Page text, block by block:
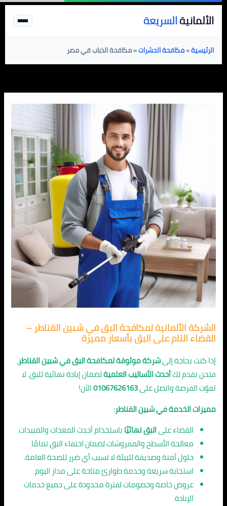
تخطي
الألمانيةالسريعة
الرئيسية»مكافحة الحشرات»مكافحة الذباب في مصر
الشركة الألمانية لمكافحة البق في شبين القناطر –
القضاء التام على البق بأسعار مميزة
إذا كنت بحاجة إلىشركة موثوقة لمكافحة البق في شبين القناطر،
فنحن نقدم لكأحدث الأساليب العلميةلضمان إبادة نهائية للبق. لا
تفوّت الفرصة واتصل على01067626163الآن!
مميزات الخدمة في شبين القناطر:
القضاء علىالبق نهائيًاباستخدام أحدث المعدات والمبيدات.
معالجة الأسطح والمفروشات لضمان اختفاء البق تمامًا.
حلول آمنة وصديقة للبيئة لا تسبب أي ضرر للصحة العامة.
استجابة سريعة وخدمة طوارئ متاحة على مدار اليوم.
عروض خاصة وخصومات لفترة محدودة على جميع خدمات
الإبادة.